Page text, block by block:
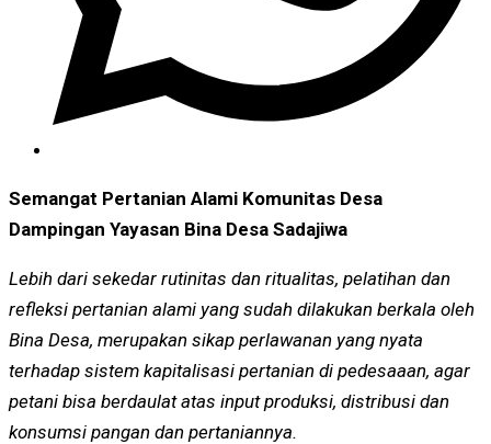
Semangat Pertanian Alami Komunitas Desa
Dampingan Yayasan Bina Desa Sadajiwa
Lebih dari sekedar rutinitas dan ritualitas, pelatihan dan
refleksi pertanian alami yang sudah dilakukan berkala oleh
Bina Desa, merupakan sikap perlawanan yang nyata
terhadap sistem kapitalisasi pertanian di pedesaaan, agar
petani bisa berdaulat atas input produksi, distribusi dan
konsumsi pangan dan pertaniannya.